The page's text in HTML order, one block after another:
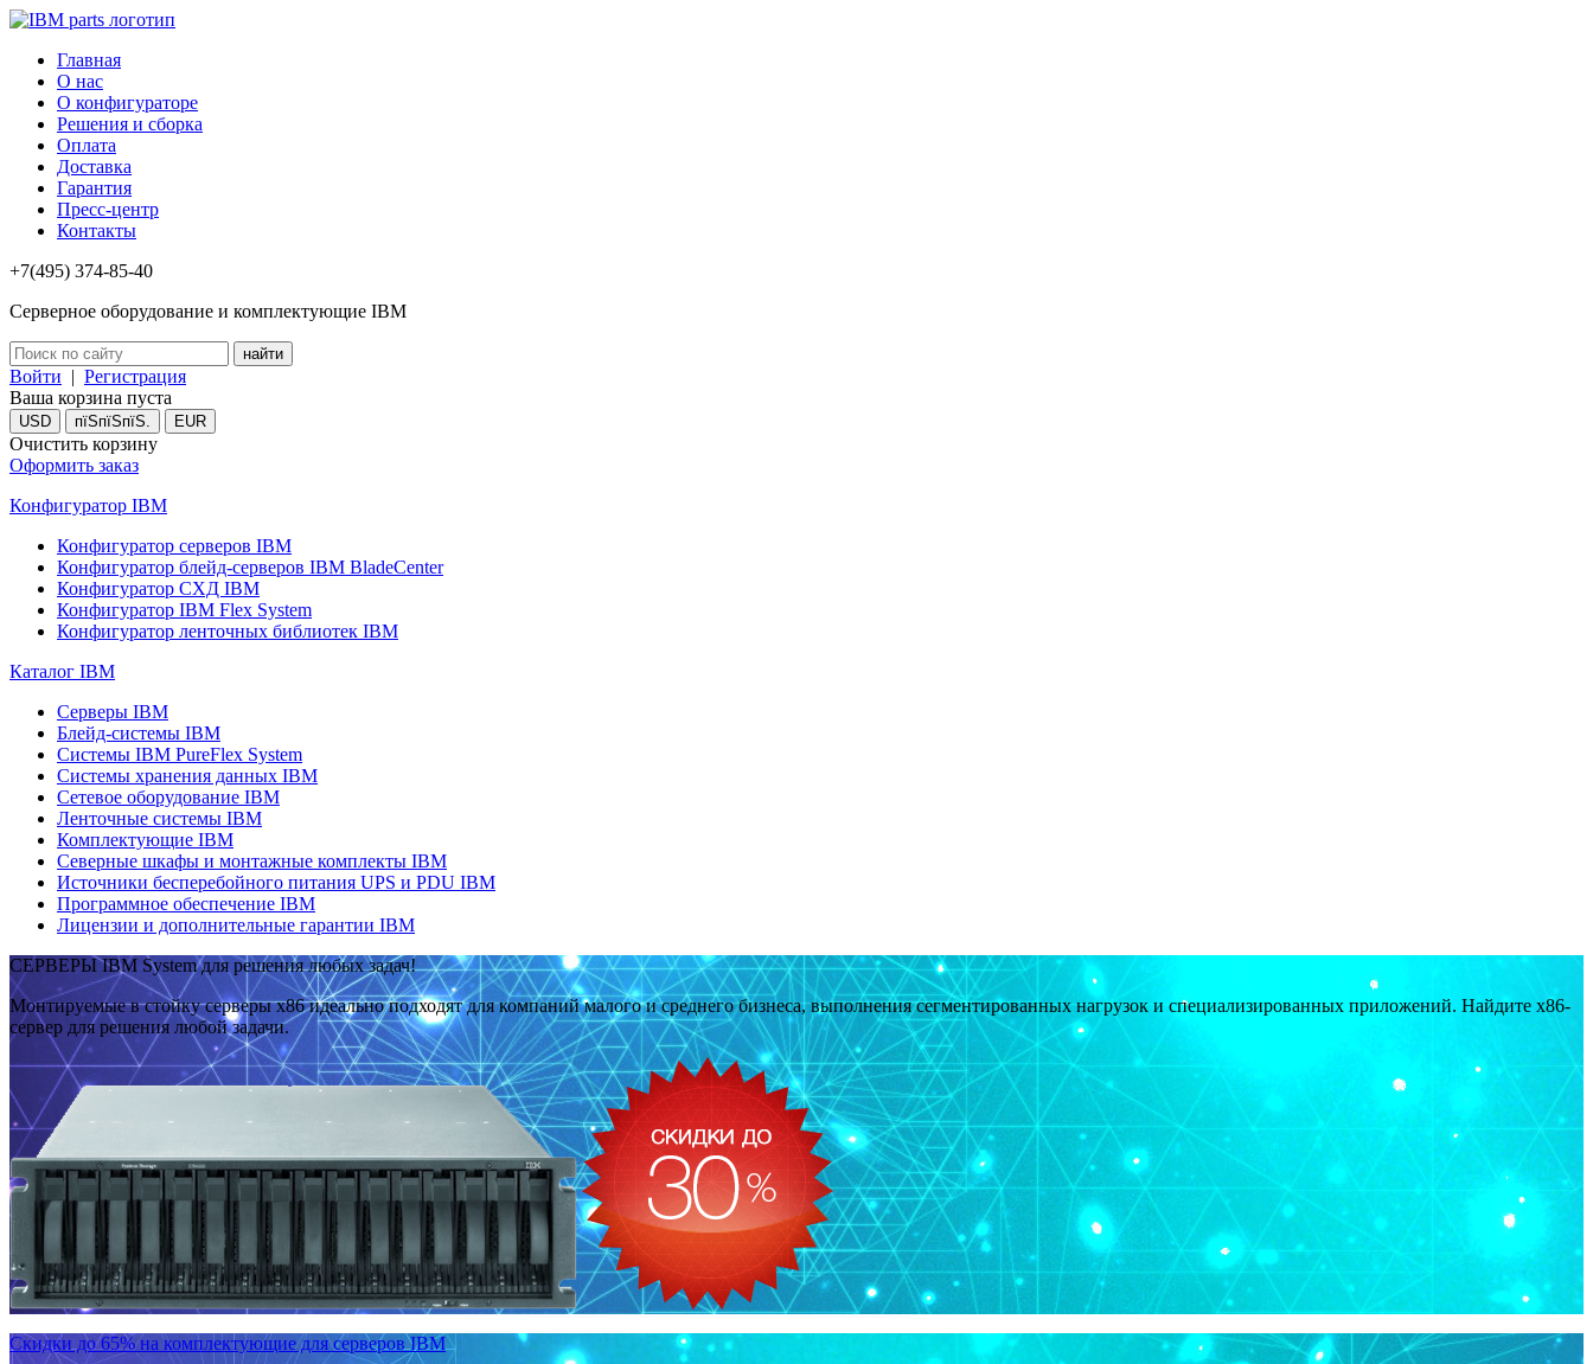
Главная
О нас
О конфигураторе
Решения и сборка
Оплата
Доставка
Гарантия
Пресс-центр
Контакты
+7(495) 374-85-40
Серверное оборудование и комплектующие IBM
Войти | Регистрация
Ваша корзина пуста
USD пїЅпїЅпїЅ. EUR
Очистить корзину
Оформить заказ
Конфигуратор IBM
Конфигуратор серверов IBM
Конфигуратор блейд-серверов IBM BladeCenter
Конфигуратор СХД IBM
Конфигуратор IBM Flex System
Конфигуратор ленточных библиотек IBM
Каталог IBM
Серверы IBM
Блейд-системы IBM
Системы IBM PureFlex System
Системы хранения данных IBM
Сетевое оборудование IBM
Ленточные системы IBM
Комплектующие IBM
Северные шкафы и монтажные комплекты IBM
Источники бесперебойного питания UPS и PDU IBM
Программное обеспечение IBM
Лицензии и дополнительные гарантии IBM
СЕРВЕРЫ IBM System для решения любых задач!
Монтируемые в стойку серверы x86 идеально подходят для компаний малого и среднего бизнеса, выполнения сегментированных нагрузок и специализированных приложений. Найдите x86-
сервер для решения любой задачи.
Скидки до 65% на комплектующие для серверов IBM